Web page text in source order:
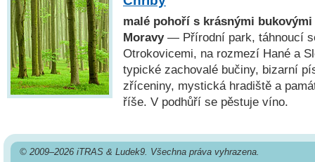
malé pohoří s krásnými
Moravy— Přírodní park, táhnoucí
Otrokovicemi, na rozmezí Hané a
typické zachovalé bučiny, bizarní
zříceniny, mystická hradiště a
říše. V podhůří se pěstuje víno.
© 2009–2026 iTRAS & Ludek9. Všechna práva vyhrazena.